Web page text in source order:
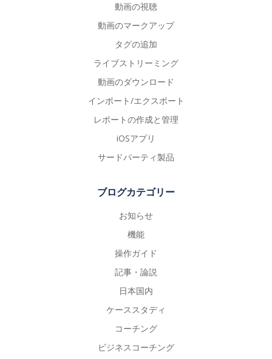
動画の視聴
動画のマークアップ
タグの追加
ライブストリーミング
動画のダウンロード
インポート/エクスポート
レポートの作成と管理
iOSアプリ
サードパーティ製品
ブログカテゴリー
お知らせ
機能
操作ガイド
記事・論説
日本国内
ケーススタディ
コーチング
ビジネスコーチング